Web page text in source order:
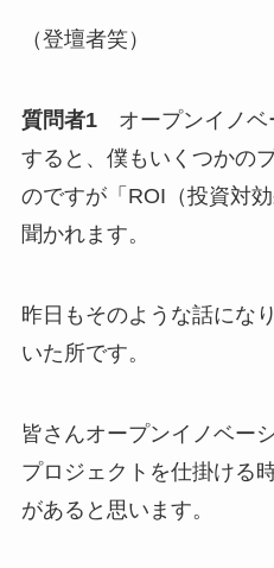
（登壇者笑）
質問者1オープンイノベ
すると、僕もいくつかの
のですが「ROI（投資対
聞かれます。
昨日もそのような話にな
いた所です。
皆さんオープンイノベー
プロジェクトを仕掛ける
があると思います。